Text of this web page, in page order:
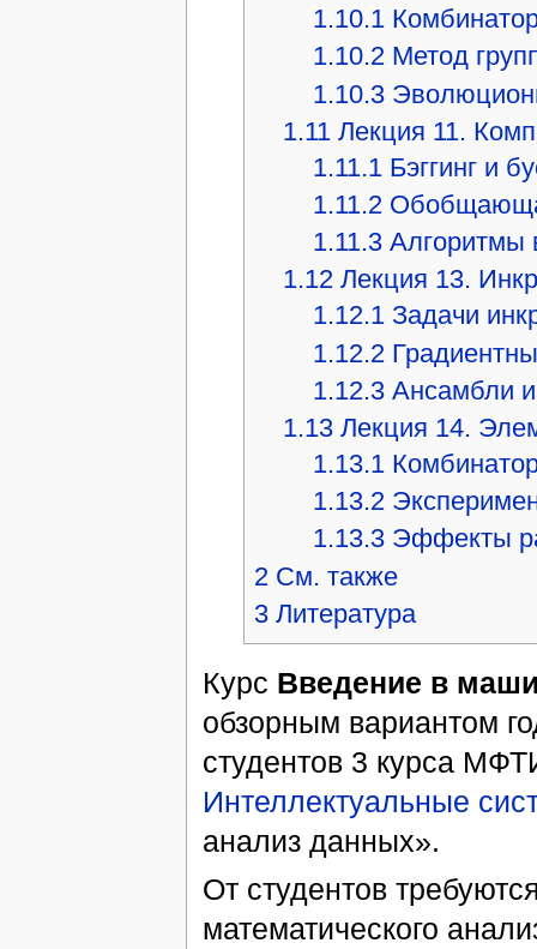
1.10.1
1.10.2 Метод
1.10.3
1.11 Лекция 11.
1.11.1 Бэггинг и
1.11.2
1.11.3 Алгоритмы
1.12 Лекция 13.
1.12.1 Задачи
1.12.2
1.12.3 Ансамбли
1.13 Лекция 14.
1.13.1
1.13.2
1.13.3 Эффекты
2 См. также
3 Литература
Курс Введение в
обзорным вариантом
студентов 3 курса
Интеллектуальные
анализ данных».
От студентов
математического